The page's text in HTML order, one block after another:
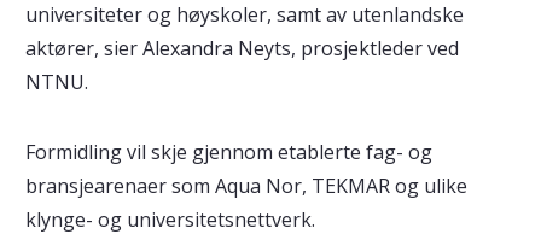
universiteter og høyskoler, samt av utenlandske
aktører, sier Alexandra Neyts, prosjektleder ved
NTNU.
Formidling vil skje gjennom etablerte fag- og
bransjearenaer som Aqua Nor, TEKMAR og ulike
klynge- og universitetsnettverk.